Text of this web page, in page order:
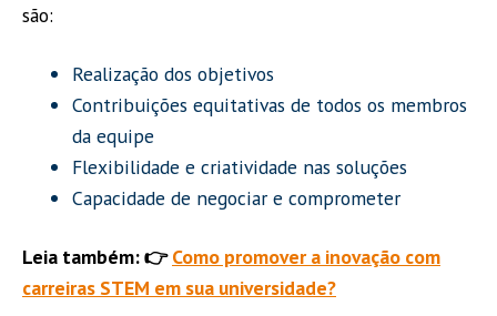
são:
Realização dos objetivos
Contribuições equitativas de todos os membros
da equipe
Flexibilidade e criatividade nas soluções
Capacidade de negociar e comprometer
Leia também: 👉Como promover a inovação com
carreiras STEM em sua universidade?